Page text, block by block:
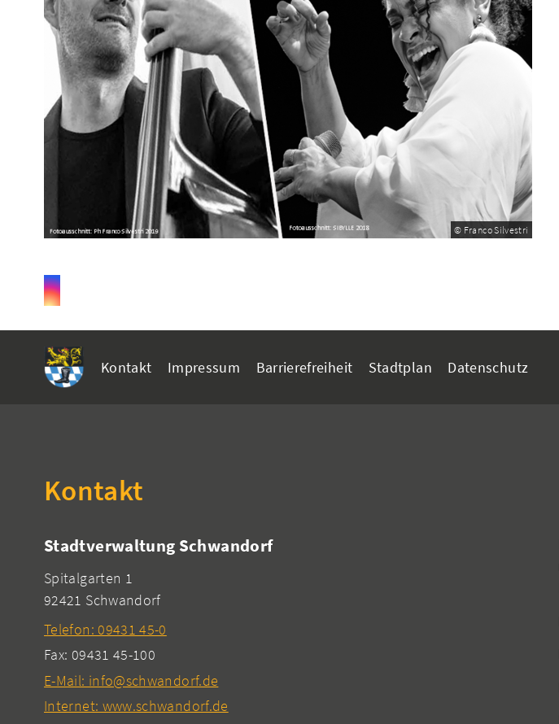
© Franco Silvestri
Kontakt Impressum Barrierefreiheit Stadtplan Datenschutz
Kontakt
Stadtverwaltung Schwandorf
Spitalgarten 1
92421 Schwandorf
Telefon: 09431 45-0
Fax: 09431 45-100
E-Mail: info@schwandorf.de
Internet: www.schwandorf.de